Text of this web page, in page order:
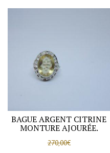
BAGUE ARGENT CITRINE
MONTURE AJOURÉE.
270,00€